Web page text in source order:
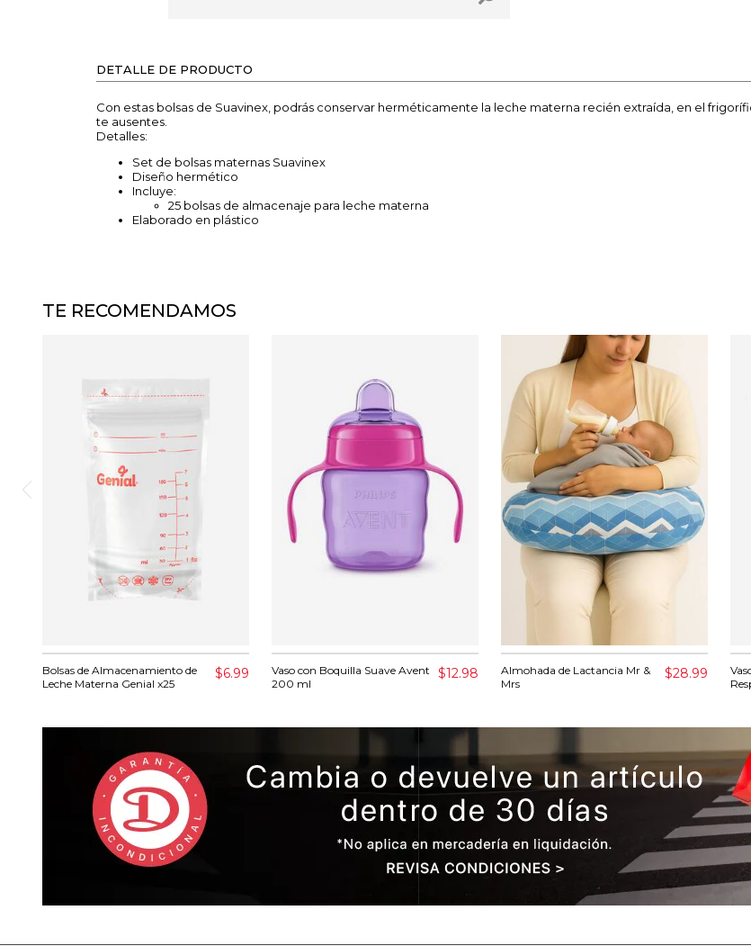
DETALLE DE PRODUCTO
Con estas bolsas de Suavinex, podrás conservar herméticamente la leche materna recién extraída, en el
te ausentes.
Detalles:
Set de bolsas maternas Suavinex
Diseño hermético
Incluye:
25 bolsas de almacenaje para leche materna
​Elaborado en plástico
TE RECOMENDAMOS
Bolsas de Almacenamiento de
Leche Materna Genial x25
$6.99
Vaso con Boquilla Suave Avent
200 ml
$12.98
Almohada de Lactancia Mr &
Mrs
$28.99